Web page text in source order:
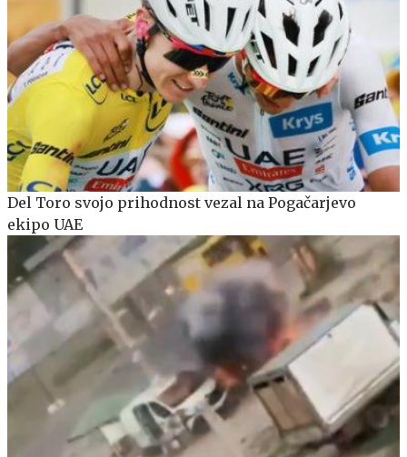
Del Toro svojo prihodnost vezal na Pogačarjevo
ekipo UAE